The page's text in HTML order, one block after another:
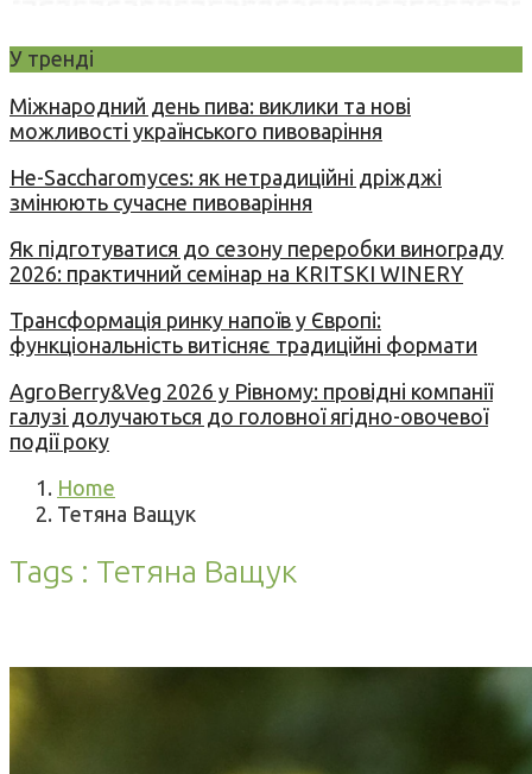
У тренді
Міжнародний день пива: виклики та нові
можливості українського пивоваріння
Не-Saccharomyces: як нетрадиційні дріжджі
змінюють сучасне пивоваріння
Як підготуватися до сезону переробки винограду
2026: практичний семінар на KRITSKI WINERY
Трансформація ринку напоїв у Європі:
функціональність витісняє традиційні формати
AgroBerry&Veg 2026 у Рівному: провідні компанії
галузі долучаються до головної ягідно-овочевої
події року
Home
Тетяна Ващук
Tags : Тетяна Ващук